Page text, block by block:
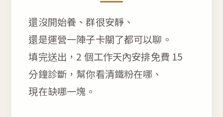
還沒開始養、群很安靜、
還是運營一陣子卡關了都可以聊。
填完送出，2 個工作天內安排免費 15
分鐘診斷，幫你看清鐵粉在哪、
現在缺哪一塊。